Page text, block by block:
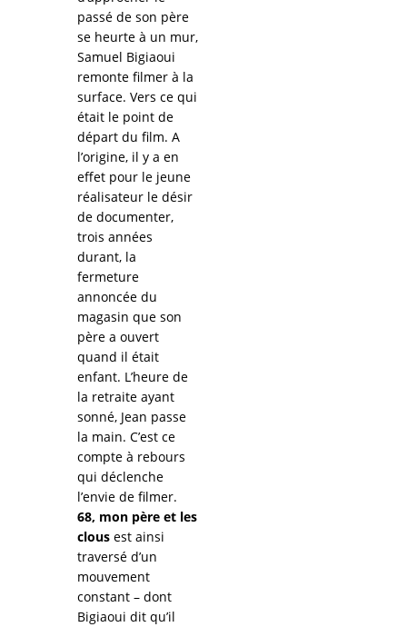
passé de son père
se heurte à un mur,
Samuel Bigiaoui
remonte filmer à la
surface. Vers ce qui
était le point de
départ du film. A
l’origine, il y a en
effet pour le jeune
réalisateur le désir
de documenter,
trois années
durant, la
fermeture
annoncée du
magasin que son
père a ouvert
quand il était
enfant. L’heure de
la retraite ayant
sonné, Jean passe
la main. C’est ce
compte à rebours
qui déclenche
l’envie de filmer.
68, mon père et les
clous est ainsi
traversé d’un
mouvement
constant – dont
Bigiaoui dit qu’il